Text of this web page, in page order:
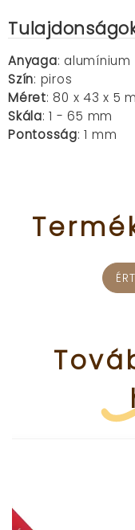
Anyaga: alumínium
Szín: piros
Méret: 80 x 43 x 5
Skála: 1 - 65 mm
Pontosság: 1 mm